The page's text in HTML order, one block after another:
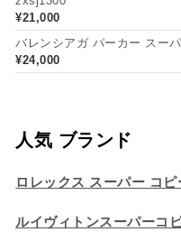
¥21,000
バレンシアガ パーカー スー
¥24,000
人気 ブランド
ロレックス スーパー コピ
ルイヴィトンスーパーコ